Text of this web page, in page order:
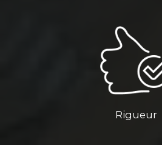
Rigueur